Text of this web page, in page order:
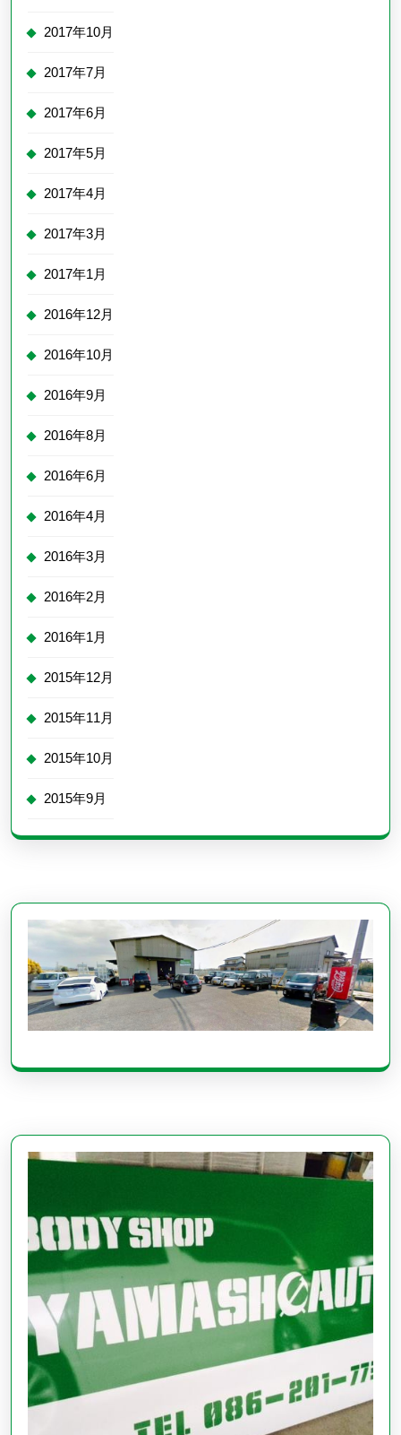
2017年10月
2017年7月
2017年6月
2017年5月
2017年4月
2017年3月
2017年1月
2016年12月
2016年10月
2016年9月
2016年8月
2016年6月
2016年4月
2016年3月
2016年2月
2016年1月
2015年12月
2015年11月
2015年10月
2015年9月